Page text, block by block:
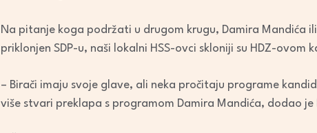
Na pitanje koga podržati u drugom krugu, Damira Mandića
priklonjen SDP-u, naši lokalni HSS-ovci skloniji su HDZ-ovom
– Birači imaju svoje glave, ali neka pročitaju programe
više stvari preklapa s programom Damira Mandića, dodao je